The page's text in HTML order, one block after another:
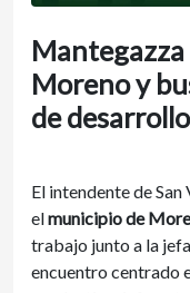
Moreno y
de
El intendente de San
elmunicipio de
trabajo junto a la
encuentro centrado